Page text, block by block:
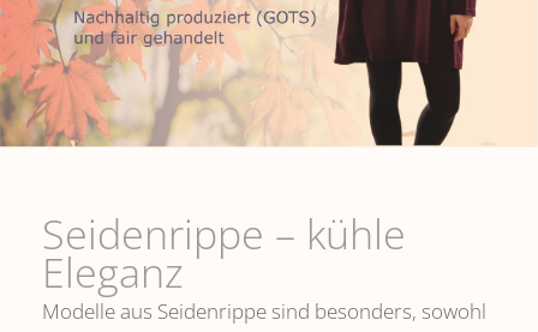
Seidenrippe­ – kühle
Eleganz
Modelle aus Seidenrippe sind besonders, sowohl